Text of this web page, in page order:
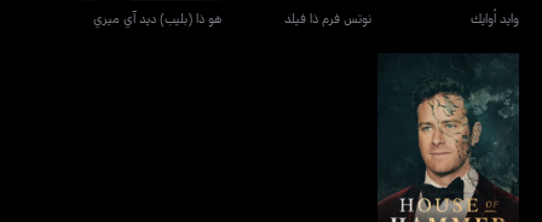
وايد أوايك نوتس فرم ذا فيلد هو ذا (بليب) ديد آي ميري
هاوس أوف هامر